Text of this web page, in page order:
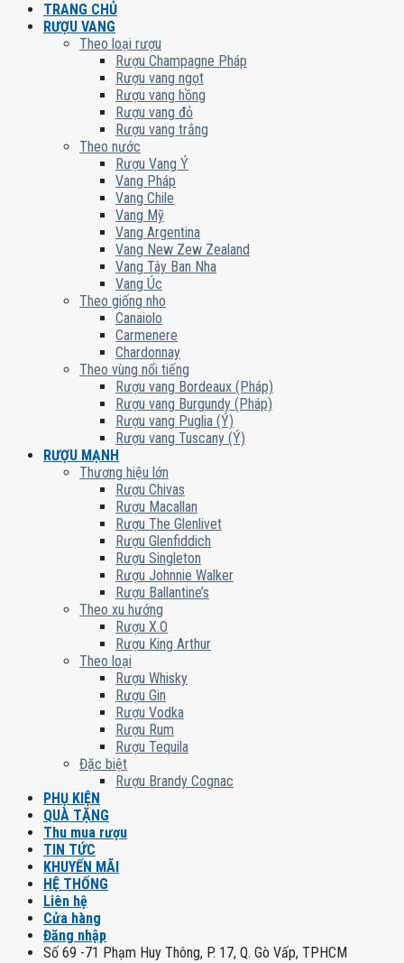
TRANG CHỦ
RƯỢU VANG
Theo loại rượu
Rượu Champagne Pháp
Rượu vang ngọt
Rượu vang hồng
Rượu vang đỏ
Rượu vang trắng
Theo nước
Rượu Vang Ý
Vang Pháp
Vang Chile
Vang Mỹ
Vang Argentina
Vang New Zew Zealand
Vang Tây Ban Nha
Vang Úc
Theo giống nho
Canaiolo
Carmenere
Chardonnay
Theo vùng nổi tiếng
Rượu vang Bordeaux (Pháp)
Rượu vang Burgundy (Pháp)
Rượu vang Puglia (Ý)
Rượu vang Tuscany (Ý)
RƯỢU MẠNH
Thương hiệu lớn
Rượu Chivas
Rượu Macallan
Rượu The Glenlivet
Rượu Glenfiddich
Rượu Singleton
Rượu Johnnie Walker
Rượu Ballantine’s
Theo xu hướng
Rượu X.O
Rượu King Arthur
Theo loại
Rượu Whisky
Rượu Gin
Rượu Vodka
Rượu Rum
Rượu Tequila
Đặc biệt
Rượu Brandy Cognac
PHỤ KIỆN
QUÀ TẶNG
Thu mua rượu
TIN TỨC
KHUYẾN MÃI
HỆ THỐNG
Liên hệ
Cửa hàng
Đăng nhập
Số 69 -71 Phạm Huy Thông, P. 17, Q. Gò Vấp, TPHCM